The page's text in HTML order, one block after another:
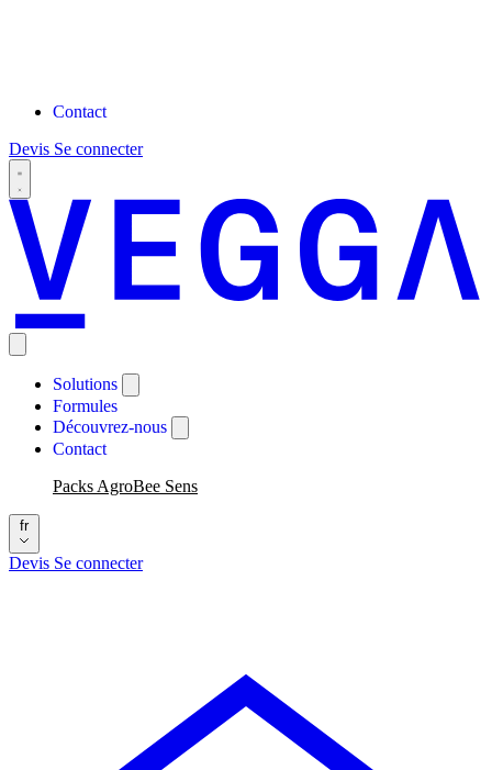
Contact
Devis Se connecter
Solutions
Formules
Découvrez-nous
Contact
Packs AgroBee Sens
fr
Devis Se connecter